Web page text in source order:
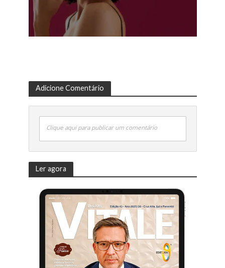
Adicione Comentário
Clique aqui para publicar um comentário
Ler agora